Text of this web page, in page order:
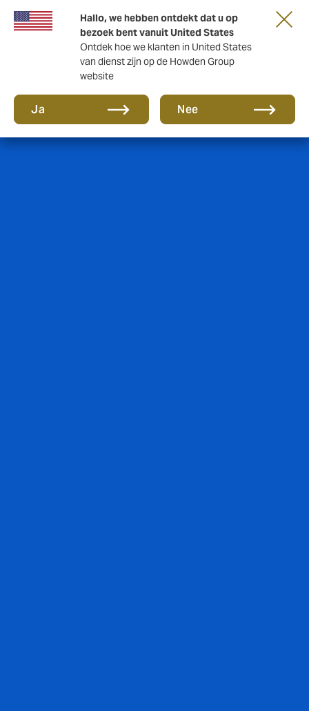
Hallo, we hebben ontdekt dat u op
bezoek bent vanuit United States
Ontdek hoe we klanten in United States
van dienst zijn op de Howden Group
website
Ja Nee